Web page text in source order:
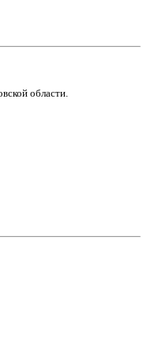
области.